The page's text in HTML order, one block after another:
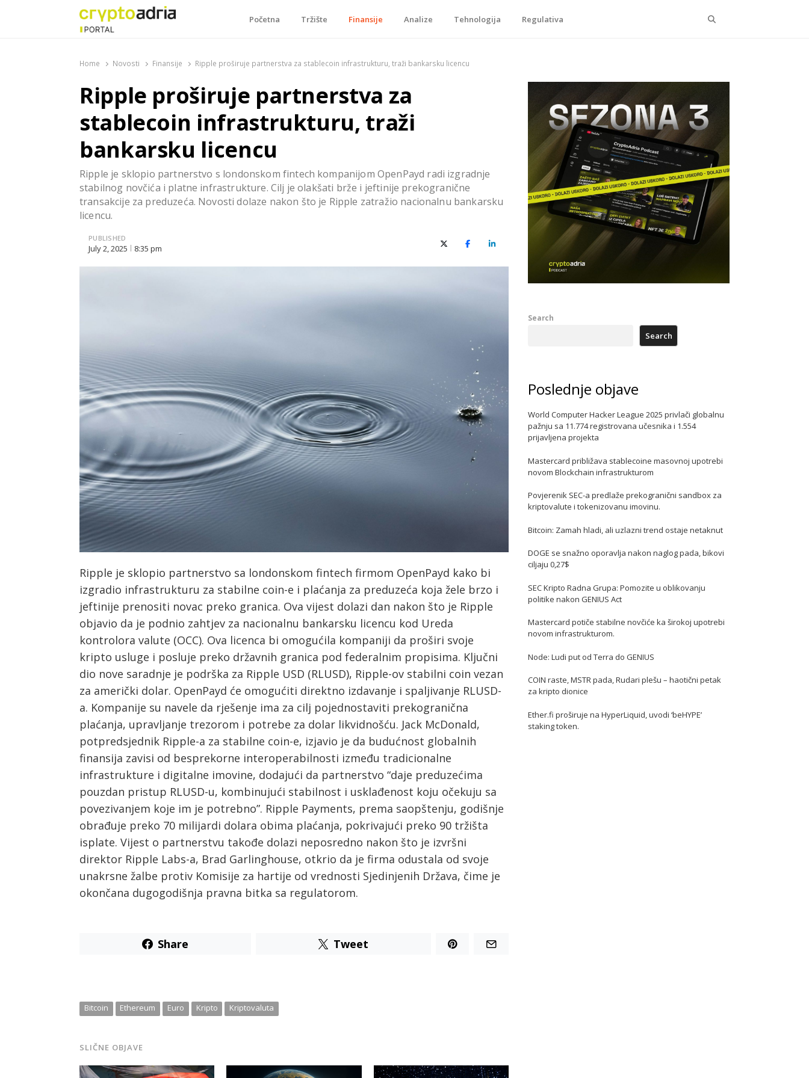
Početna Tržište Finansije Analize Tehnologija Regulativa
Home Novosti Finansije Ripple proširuje partnerstva za stablecoin infrastrukturu, traži bankarsku licencu
Ripple proširuje partnerstva za
stablecoin infrastrukturu, traži
bankarsku licencu
Ripple je sklopio partnerstvo s londonskom fintech kompanijom OpenPayd radi izgradnje
stabilnog novčića i platne infrastrukture. Cilj je olakšati brže i jeftinije prekogranične
transakcije za preduzeća. Novosti dolaze nakon što je Ripple zatražio nacionalnu bankarsku
licencu.
PUBLISHED
July 2, 2025 8:35 pm X (Twitter)FacebookLinkedIn
Ripple je sklopio partnerstvo sa londonskom fintech firmom OpenPayd kako bi
izgradio infrastrukturu za stabilne coin-e i plaćanja za preduzeća koja žele brzo i
jeftinije prenositi novac preko granica. Ova vijest dolazi dan nakon što je Ripple
objavio da je podnio zahtjev za nacionalnu bankarsku licencu kod Ureda
kontrolora valute (OCC). Ova licenca bi omogućila kompaniji da proširi svoje
kripto usluge i posluje preko državnih granica pod federalnim propisima. Ključni
dio nove saradnje je podrška za Ripple USD (RLUSD), Ripple-ov stabilni coin vezan
za američki dolar. OpenPayd će omogućiti direktno izdavanje i spaljivanje RLUSD-
a. Kompanije su navele da rješenje ima za cilj pojednostaviti prekogranična
plaćanja, upravljanje trezorom i potrebe za dolar likvidnošću. Jack McDonald,
potpredsjednik Ripple-a za stabilne coin-e, izjavio je da budućnost globalnih
finansija zavisi od besprekorne interoperabilnosti između tradicionalne
infrastrukture i digitalne imovine, dodajući da partnerstvo “daje preduzećima
pouzdan pristup RLUSD-u, kombinujući stabilnost i usklađenost koju očekuju sa
povezivanjem koje im je potrebno”. Ripple Payments, prema saopštenju, godišnje
obrađuje preko 70 milijardi dolara obima plaćanja, pokrivajući preko 90 tržišta
isplate. Vijest o partnerstvu takođe dolazi neposredno nakon što je izvršni
direktor Ripple Labs-a, Brad Garlinghouse, otkrio da je firma odustala od svoje
unakrsne žalbe protiv Komisije za hartije od vrednosti Sjedinjenih Država, čime je
okončana dugogodišnja pravna bitka sa regulatorom.
Share Tweet
Bitcoin Ethereum Euro Kripto Kriptovaluta
SLIČNE OBJAVE
Search
Search
Poslednje objave
World Computer Hacker League 2025 privlači globalnu
pažnju sa 11.774 registrovana učesnika i 1.554
prijavljena projekta
Mastercard približava stablecoine masovnoj upotrebi
novom Blockchain infrastrukturom
Povjerenik SEC-a predlaže prekogranični sandbox za
kriptovalute i tokenizovanu imovinu.
Bitcoin: Zamah hladi, ali uzlazni trend ostaje netaknut
DOGE se snažno oporavlja nakon naglog pada, bikovi
ciljaju 0,27$
SEC Kripto Radna Grupa: Pomozite u oblikovanju
politike nakon GENIUS Act
Mastercard potiče stabilne novčiće ka širokoj upotrebi
novom infrastrukturom.
Node: Ludi put od Terra do GENIUS
COIN raste, MSTR pada, Rudari plešu – haotični petak
za kripto dionice
Ether.fi proširuje na HyperLiquid, uvodi ‘beHYPE’
staking token.